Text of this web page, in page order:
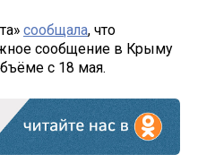
сообщала, что
сообщение в Крыму
с 18 мая.